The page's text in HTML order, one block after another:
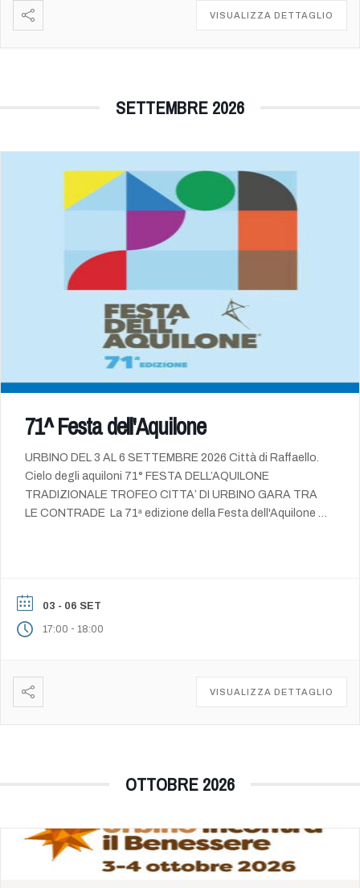
VISUALIZZA DETTAGLIO
SETTEMBRE 2026
71^ Festa dell'Aquilone
URBINO DEL 3 AL 6 SETTEMBRE 2026 Città di Raffaello.
Cielo degli aquiloni 71° FESTA DELL’AQUILONE
TRADIZIONALE TROFEO CITTA’ DI URBINO GARA TRA
LE CONTRADE La 71ª edizione della Festa dell'Aquilone a
03 - 06 SET
17:00 - 18:00
VISUALIZZA DETTAGLIO
OTTOBRE 2026